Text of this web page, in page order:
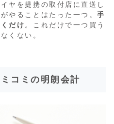
ヤを提携の取付店に直送し
やることはたった一つ。手
だけ。これだけで一つ買う
くない。
コミの明朗会計